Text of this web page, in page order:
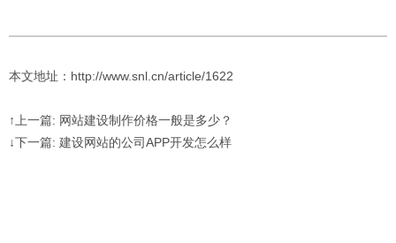
本文地址：http://www.snl.cn/article/1622
↑上一篇: 网站建设制作价格一般是多少？
↓下一篇: 建设网站的公司APP开发怎么样